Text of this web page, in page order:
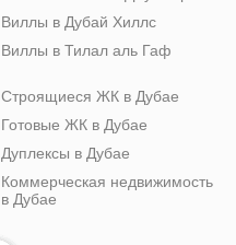
Виллы в Дубай Хиллс
Виллы в Тилал аль Гаф
Строящиеся ЖК в Дубае
Готовые ЖК в Дубае
Дуплексы в Дубае
Коммерческая недвижимость
в Дубае